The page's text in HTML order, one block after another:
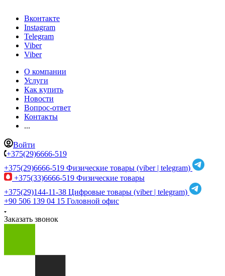
Вконтакте
Instagram
Telegram
Viber
Viber
О компании
Услуги
Как купить
Новости
Вопрос-ответ
Контакты
...
Войти
+375(29)6666-519
+375(29)6666-519 Физические товары (viber | telegram)
+375(33)6666-519 Физические товары
+375(29)144-11-38 Цифровые товары (viber | telegram)
+90 506 139 04 15 Головной офис
Заказать звонок